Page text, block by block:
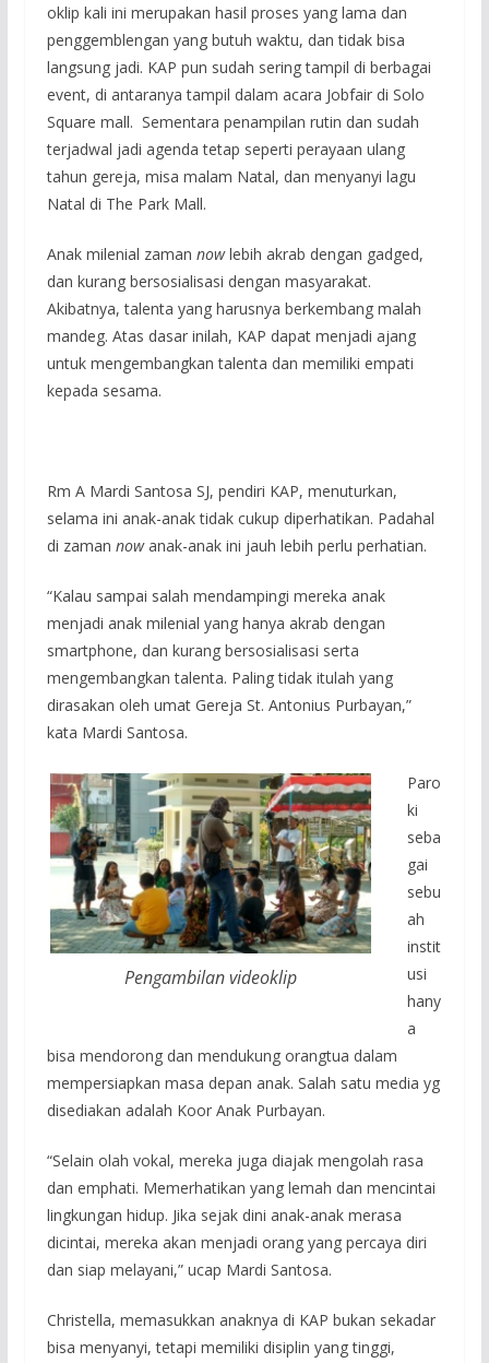
oklip kali ini merupakan hasil proses yang lama dan
penggemblengan yang butuh waktu, dan tidak bisa
langsung jadi. KAP pun sudah sering tampil di berbagai
event, di antaranya tampil dalam acara Jobfair di Solo
Square mall. Sementara penampilan rutin dan sudah
terjadwal jadi agenda tetap seperti perayaan ulang
tahun gereja, misa malam Natal, dan menyanyi lagu
Natal di The Park Mall.
Anak milenial zaman nowlebih akrab dengan gadged,
dan kurang bersosialisasi dengan masyarakat.
Akibatnya, talenta yang harusnya berkembang malah
mandeg. Atas dasar inilah, KAP dapat menjadi ajang
untuk mengembangkan talenta dan memiliki empati
kepada sesama.
Rm A Mardi Santosa SJ, pendiri KAP, menuturkan,
selama ini anak-anak tidak cukup diperhatikan. Padahal
di zaman nowanak-anak ini jauh lebih perlu perhatian.
“Kalau sampai salah mendampingi mereka anak
menjadi anak milenial yang hanya akrab dengan
smartphone, dan kurang bersosialisasi serta
mengembangkan talenta. Paling tidak itulah yang
dirasakan oleh umat Gereja St. Antonius Purbayan,”
kata Mardi Santosa.
Pengambilan videoklip
Paro
ki
seba
gai
sebu
ah
instit
usi
hany
a
bisa mendorong dan mendukung orangtua dalam
mempersiapkan masa depan anak. Salah satu media yg
disediakan adalah Koor Anak Purbayan.
“Selain olah vokal, mereka juga diajak mengolah rasa
dan emphati. Memerhatikan yang lemah dan mencintai
lingkungan hidup. Jika sejak dini anak-anak merasa
dicintai, mereka akan menjadi orang yang percaya diri
dan siap melayani,” ucap Mardi Santosa.
Christella, memasukkan anaknya di KAP bukan sekadar
bisa menyanyi, tetapi memiliki disiplin yang tinggi,